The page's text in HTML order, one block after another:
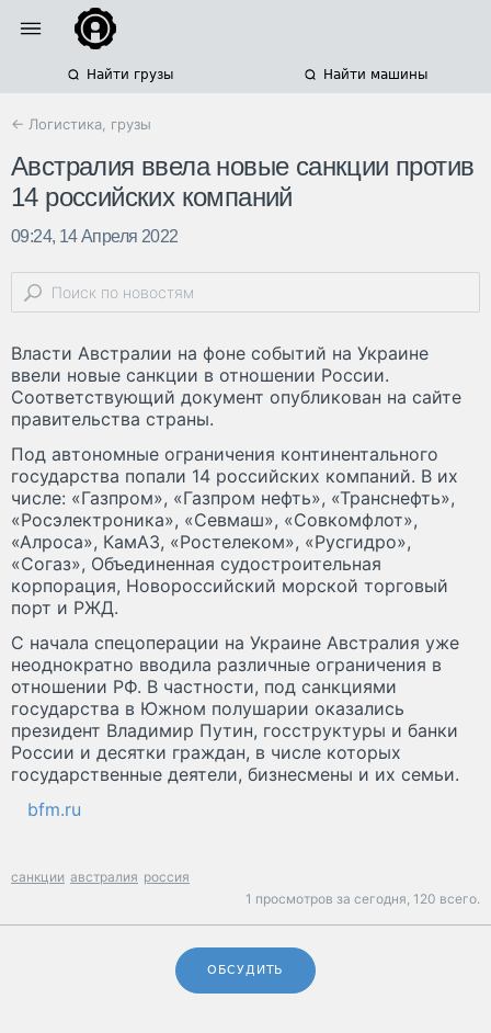
Найти грузы Найти машины
← Логистика, грузы
Австралия ввела новые санкции против
14 российских компаний
09:24, 14 Апреля 2022
Власти Австралии на фоне событий на Украине
ввели новые санкции в отношении России.
Соответствующий документ опубликован на сайте
правительства страны.
Под автономные ограничения континентального
государства попали 14 российских компаний. В их
числе: «Газпром», «Газпром нефть», «Транснефть»,
«Росэлектроника», «Севмаш», «Совкомфлот»,
«Алроса», КамАЗ, «Ростелеком», «Русгидро»,
«Согаз», Объединенная судостроительная
корпорация, Новороссийский морской торговый
порт и РЖД.
С начала спецоперации на Украине Австралия уже
неоднократно вводила различные ограничения в
отношении РФ. В частности, под санкциями
государства в Южном полушарии оказались
президент Владимир Путин, госструктуры и банки
России и десятки граждан, в числе которых
государственные деятели, бизнесмены и их семьи.
bfm.ru
санкции австралия россия
1 просмотров за сегодня, 120 всего.
ОБСУДИТЬ